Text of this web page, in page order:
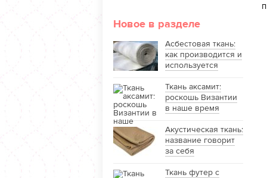
Новое в разделе
Асбестовая ткань:
как производится и
используется
Ткань аксамит:
роскошь Византии
в наше время
Акустическая ткань:
название говорит
за себя
Ткань футер с